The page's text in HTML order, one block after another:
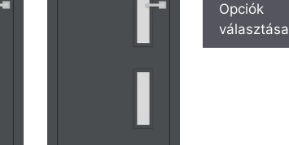
Opciók
választása